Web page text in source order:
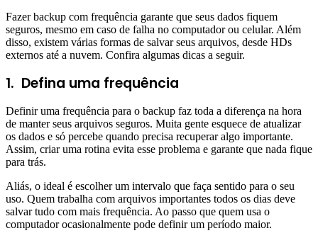
Fazer backup com frequência garante que seus dados fiquem
seguros, mesmo em caso de falha no computador ou celular. Além
disso, existem várias formas de salvar seus arquivos, desde HDs
externos até a nuvem. Confira algumas dicas a seguir.
1. Defina uma frequência
Definir uma frequência para o backup faz toda a diferença na hora
de manter seus arquivos seguros. Muita gente esquece de atualizar
os dados e só percebe quando precisa recuperar algo importante.
Assim, criar uma rotina evita esse problema e garante que nada fique
para trás.
Aliás, o ideal é escolher um intervalo que faça sentido para o seu
uso. Quem trabalha com arquivos importantes todos os dias deve
salvar tudo com mais frequência. Ao passo que quem usa o
computador ocasionalmente pode definir um período maior.